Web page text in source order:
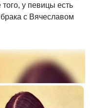
у певицы есть
с Вячеславом